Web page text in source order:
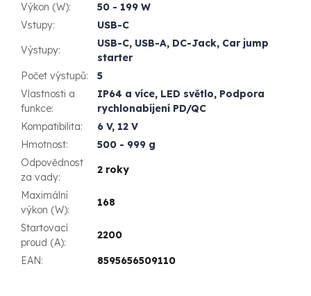
Výkon (W):
50 - 199 W
Vstupy:
USB-C
Výstupy:
USB-C, USB-A, DC-Jack, Car jump
starter
Počet výstupů:
5
Vlastnosti a
funkce:
IP64 a více, LED světlo, Podpora
rychlonabíjení PD/QC
Kompatibilita: 6 V, 12 V
Hmotnost:
500 - 999 g
Odpovědnost
za vady:
2 roky
Maximální
výkon (W):
168
Startovací
proud (A):
2200
EAN: 8595656509110